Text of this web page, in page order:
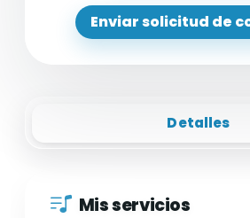
Enviar solicitud de
Detalles
Mis servicios